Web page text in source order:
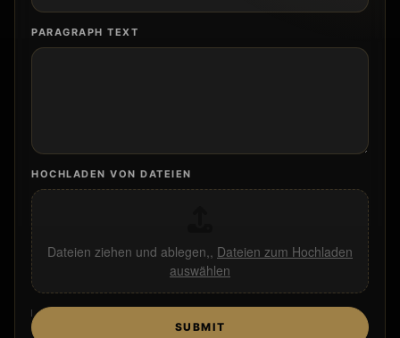
PARAGRAPH TEXT
HOCHLADEN VON DATEIEN
Dateien ziehen und ablegen,, Dateien zum Hochladen
auswählen
H
O
SUBMIT